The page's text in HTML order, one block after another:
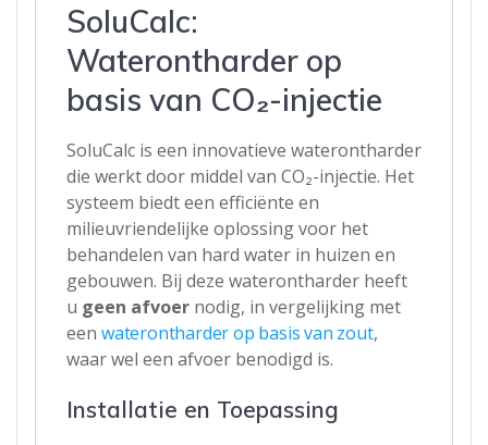
SoluCalc:
Waterontharder op
basis van CO₂-injectie
SoluCalc is een innovatieve waterontharder
die werkt door middel van CO₂-injectie. Het
systeem biedt een efficiënte en
milieuvriendelijke oplossing voor het
behandelen van hard water in huizen en
gebouwen. Bij deze waterontharder heeft
u geen afvoer nodig, in vergelijking met
een waterontharder op basis van zout,
waar wel een afvoer benodigd is.
Installatie en Toepassing